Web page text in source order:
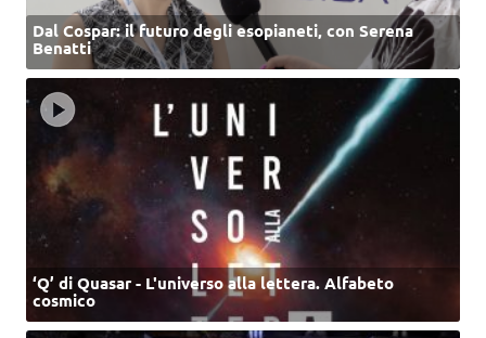
Dal Cospar: il futuro degli esopianeti, con Serena
Benatti
‘Q’ di Quasar - L'universo alla lettera. Alfabeto
cosmico